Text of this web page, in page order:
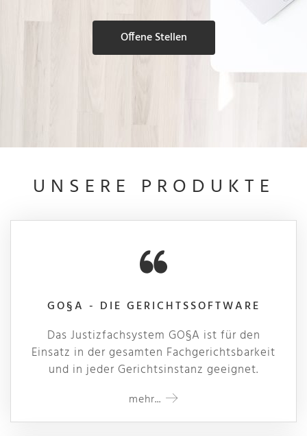
Offene Stellen
UNSERE PRODUKTE
GO§A - DIE GERICHTSSOFTWARE
Das Justizfachsystem GO§A ist für den
Einsatz in der gesamten Fachgerichtsbarkeit
und in jeder Gerichtsinstanz geeignet.
mehr...